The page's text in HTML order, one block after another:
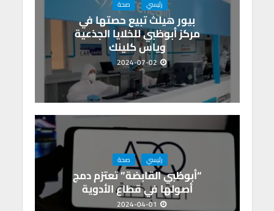
رئيسي صحة
بيور هيلث تبيع حصتها في
مركز أبوظبي للخلايا الجذعية
وياس كلينك
2024-07-02
رئيسي صحة
“أبوظبي القابضة” تعتزم دمج
أصولها في قطاع الأدوية
2024-04-01